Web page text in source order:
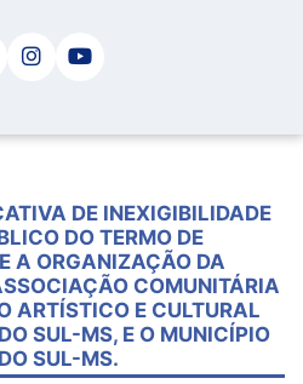
DE INEXIGIBILIDADE
DO TERMO DE
A ORGANIZAÇÃO DA
COMUNITÁRIA
ARTÍSTICO E CULTURAL
SUL-MS, E O MUNICÍPIO
SUL-MS.